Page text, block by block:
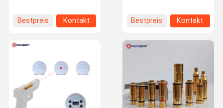
Bestpreis Kontakt
Jagdgenauigkeitsübung
Bestpreis Kontakt